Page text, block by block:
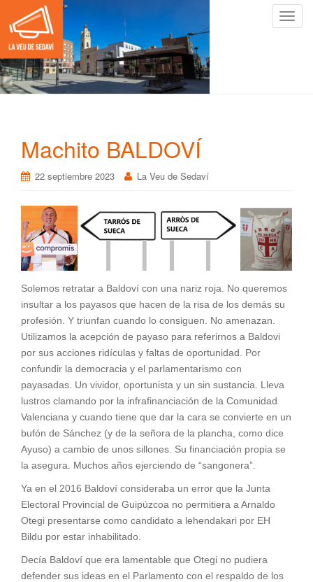
C
a
c
ó
Machito BALDOVÍ
22 septiembre 2023 La Veu de Sedaví
Solemos retratar a Baldoví con una nariz roja. No queremos
insultar a los payasos que hacen de la risa de los demás su
profesión. Y triunfan cuando lo consiguen. No amenazan.
Utilizamos la acepción de payaso para referirnos a Baldovi
por sus acciones ridículas y faltas de oportunidad. Por
confundir la democracia y el parlamentarismo con
payasadas. Un vividor, oportunista y un sin sustancia. Lleva
lustros clamando por la infrafinanciación de la Comunidad
Valenciana y cuando tiene que dar la cara se convierte en un
bufón de Sánchez (y de la señora de la plancha, como dice
Ayuso) a cambio de unos sillones. Su financiación propia se
la asegura. Muchos años ejerciendo de “sangonera”.
Ya en el 2016 Baldoví consideraba un error que la Junta
Electoral Provincial de Guipúzcoa no permitiera a Arnaldo
Otegi presentarse como candidato a lehendakari por EH
Bildu por estar inhabilitado.
Decía Baldoví que era lamentable que Otegi no pudiera
defender sus ideas en el Parlamento con el respaldo de los